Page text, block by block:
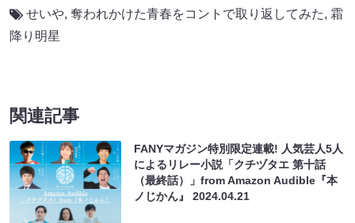
せいや, 奪われかけた青春をコントで取り返してみた, 霜
降り明星
関連記事
FANYマガジン特別限定連載! 人気芸人5人
によるリレー小説「クチヅタエ 第十話
（最終話）」from Amazon Audible『本
ノじかん』2024.04.21